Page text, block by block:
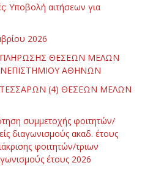
Υποβολή αιτήσεων για
2026
ΘΕΣΕΩΝ ΜΕΛΩΝ
ΑΘΗΝΩΝ
(4) ΘΕΣΕΩΝ ΜΕΛΩΝ
συμμετοχής φοιτητών/
διαγωνισμούς ακαδ. έτους
φοιτητών/τριων
έτους 2026